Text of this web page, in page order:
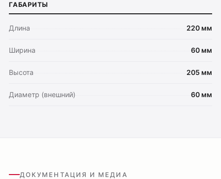
ГАБАРИТЫ
Длина 220 мм
Ширина 60 мм
Высота 205 мм
Диаметр (внешний) 60 мм
ДОКУМЕНТАЦИЯ И МЕДИА